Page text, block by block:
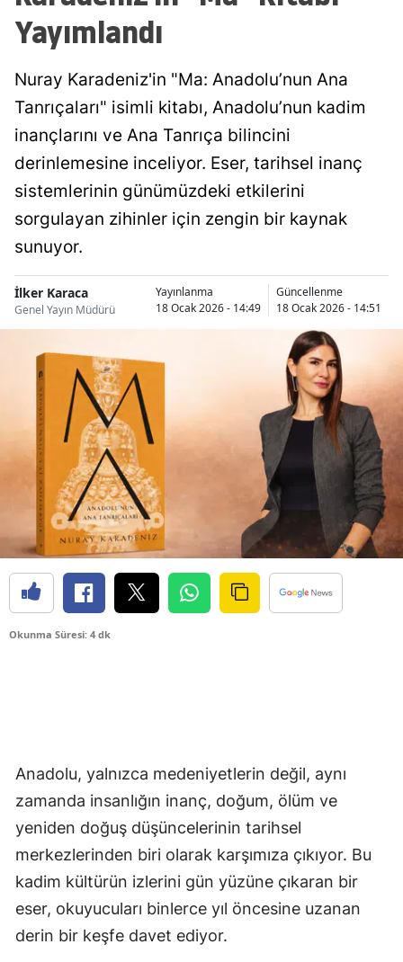
Yayımlandı
Nuray Karadeniz'in "Ma: Anadolu’nun Ana
Tanrıçaları" isimli kitabı, Anadolu’nun kadim
inançlarını ve Ana Tanrıça bilincini
derinlemesine inceliyor. Eser, tarihsel inanç
sistemlerinin günümüzdeki etkilerini
sorgulayan zihinler için zengin bir kaynak
sunuyor.
İlker Karaca
Genel Yayın Müdürü
Yayınlanma
18 Ocak 2026 - 14:49
Güncellenme
18 Ocak 2026 - 14:51
Okunma Süresi: 4 dk
Anadolu, yalnızca medeniyetlerin değil, aynı
zamanda insanlığın inanç, doğum, ölüm ve
yeniden doğuş düşüncelerinin tarihsel
merkezlerinden biri olarak karşımıza çıkıyor. Bu
kadim kültürün izlerini gün yüzüne çıkaran bir
eser, okuyucuları binlerce yıl öncesine uzanan
derin bir keşfe davet ediyor.